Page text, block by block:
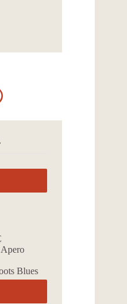
Apero
Blues